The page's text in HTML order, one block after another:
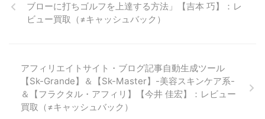
ブローに打ちゴルフを上達する方法」【吉本 巧】：レ
ビュー買取（≠キャッシュバック）
アフィリエイトサイト・ブログ記事自動生成ツール
【Sk-Grande】＆【Sk-Master】-美容スキンケア系-
＆【フラクタル・アフィリ】【今井 佳宏】：レビュー
買取（≠キャッシュバック）